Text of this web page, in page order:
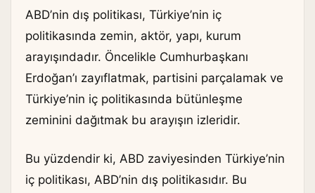
ABD’nin dış politikası, Türkiye’nin iç
politikasında zemin, aktör, yapı, kurum
arayışındadır. Öncelikle Cumhurbaşkanı
Erdoğan’ı zayıflatmak, partisini parçalamak ve
Türkiye’nin iç politikasında bütünleşme
zeminini dağıtmak bu arayışın izleridir.
Bu yüzdendir ki, ABD zaviyesinden Türkiye’nin
iç politikası, ABD’nin dış politikasıdır. Bu